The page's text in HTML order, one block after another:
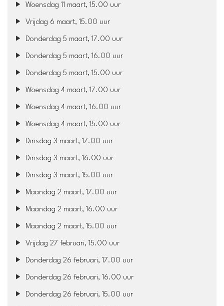
Woensdag 11 maart, 15.00 uur
Vrijdag 6 maart, 15.00 uur
Donderdag 5 maart, 17.00 uur
Donderdag 5 maart, 16.00 uur
Donderdag 5 maart, 15.00 uur
Woensdag 4 maart, 17.00 uur
Woensdag 4 maart, 16.00 uur
Woensdag 4 maart, 15.00 uur
Dinsdag 3 maart, 17.00 uur
Dinsdag 3 maart, 16.00 uur
Dinsdag 3 maart, 15.00 uur
Maandag 2 maart, 17.00 uur
Maandag 2 maart, 16.00 uur
Maandag 2 maart, 15.00 uur
Vrijdag 27 februari, 15.00 uur
Donderdag 26 februari, 17.00 uur
Donderdag 26 februari, 16.00 uur
Donderdag 26 februari, 15.00 uur